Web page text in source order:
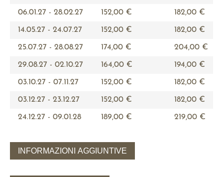
06.01.27 - 28.02.27 152,00 € 182,00 €
14.05.27 - 24.07.27 152,00 € 182,00 €
25.07.27 - 28.08.27 174,00 € 204,00 €
29.08.27 - 02.10.27 164,00 € 194,00 €
03.10.27 - 07.11.27 152,00 € 182,00 €
03.12.27 - 23.12.27 152,00 € 182,00 €
24.12.27 - 09.01.28 189,00 € 219,00 €
INFORMAZIONI AGGIUNTIVE